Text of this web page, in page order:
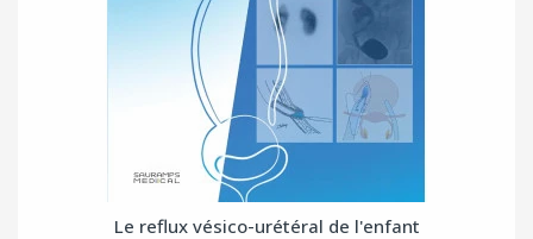
Le reflux vésico-urétéral de l'enfant